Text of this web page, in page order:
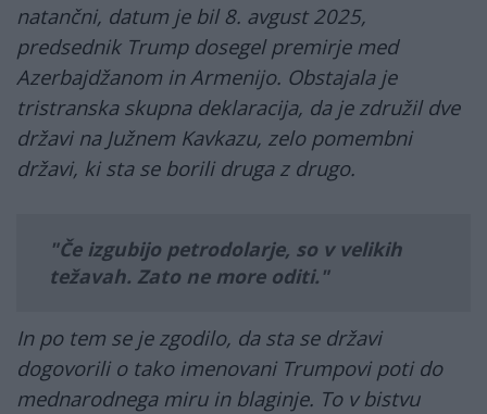
natančni, datum je bil 8. avgust 2025,
predsednik Trump dosegel premirje med
Azerbajdžanom in Armenijo. Obstajala je
tristranska skupna deklaracija, da je združil dve
državi na Južnem Kavkazu, zelo pomembni
državi, ki sta se borili druga z drugo.
Če izgubijo petrodolarje, so v velikih
težavah. Zato ne more oditi.
In po tem se je zgodilo, da sta se državi
dogovorili o tako imenovani Trumpovi poti do
mednarodnega miru in blaginje. To v bistvu